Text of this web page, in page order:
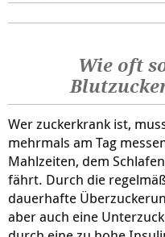
Wie oft
Wer zuckerkrank ist,
mehrmals am Tag
Mahlzeiten, dem
fährt. Durch die
dauerhafte
aber auch eine